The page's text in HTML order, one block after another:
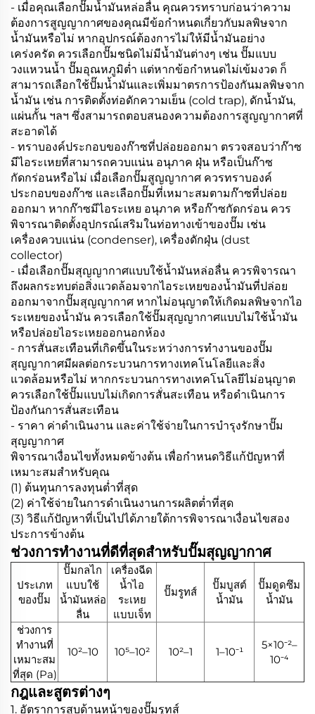
- เมื่อคุณเลือกปั๊มน้ำมันหล่อลื่น คุณควรทราบก่อนว่าความ
ต้องการสูญญากาศของคุณมีข้อกำหนดเกี่ยวกับมลพิษจาก
น้ำมันหรือไม่ หากอุปกรณ์ต้องการไม่ให้มีน้ำมันอย่าง
เคร่งครัด ควรเลือกปั๊มชนิดไม่มีน้ำมันต่างๆ เช่น ปั๊มแบบ
วงแหวนน้ำ ปั๊มอุณหภูมิต่ำ แต่หากข้อกำหนดไม่เข้มงวด ก็
สามารถเลือกใช้ปั๊มน้ำมันและเพิ่มมาตรการป้องกันมลพิษจาก
น้ำมัน เช่น การติดตั้งท่อดักความเย็น (cold trap), ดักน้ำมัน,
แผ่นกั้น ฯลฯ ซึ่งสามารถตอบสนองความต้องการสูญญากาศที่
สะอาดได้
- ทราบองค์ประกอบของก๊าซที่ปล่อยออกมา ตรวจสอบว่าก๊าซ
มีไอระเหยที่สามารถควบแน่น อนุภาค ฝุ่น หรือเป็นก๊าซ
กัดกร่อนหรือไม่ เมื่อเลือกปั๊มสูญญากาศ ควรทราบองค์
ประกอบของก๊าซ และเลือกปั๊มที่เหมาะสมตามก๊าซที่ปล่อย
ออกมา หากก๊าซมีไอระเหย อนุภาค หรือก๊าซกัดกร่อน ควร
พิจารณาติดตั้งอุปกรณ์เสริมในท่อทางเข้าของปั๊ม เช่น
เครื่องควบแน่น (condenser), เครื่องดักฝุ่น (dust
collector)
- เมื่อเลือกปั๊มสุญญากาศแบบใช้น้ำมันหล่อลื่น ควรพิจารณา
ถึงผลกระทบต่อสิ่งแวดล้อมจากไอระเหยของน้ำมันที่ปล่อย
ออกมาจากปั๊มสุญญากาศ หากไม่อนุญาตให้เกิดมลพิษจากไอ
ระเหยของน้ำมัน ควรเลือกใช้ปั๊มสุญญากาศแบบไม่ใช้น้ำมัน
หรือปล่อยไอระเหยออกนอกห้อง
- การสั่นสะเทือนที่เกิดขึ้นในระหว่างการทำงานของปั๊ม
สุญญากาศมีผลต่อกระบวนการทางเทคโนโลยีและสิ่ง
แวดล้อมหรือไม่ หากกระบวนการทางเทคโนโลยีไม่อนุญาต
ควรเลือกใช้ปั๊มแบบไม่เกิดการสั่นสะเทือน หรือดำเนินการ
ป้องกันการสั่นสะเทือน
- ราคา ค่าดำเนินงาน และค่าใช้จ่ายในการบำรุงรักษาปั๊ม
สุญญากาศ
พิจารณาเงื่อนไขทั้งหมดข้างต้น เพื่อกำหนดวิธีแก้ปัญหาที่
เหมาะสมสำหรับคุณ
(1) ต้นทุนการลงทุนต่ำที่สุด
(2) ค่าใช้จ่ายในการดำเนินงานการผลิตต่ำที่สุด
(3) วิธีแก้ปัญหาที่เป็นไปได้ภายใต้การพิจารณาเงื่อนไขสอง
ประการข้างต้น
ช่วงการทำงานที่ดีที่สุดสำหรับปั๊มสุญญากาศ
ประเภท
ของปั๊ม
ปั๊มกลไก
แบบใช้
น้ำมันหล่อ
ลื่น
เครื่องฉีด
น้ำไอ
ระเหย
แบบเจ็ท
ปั๊มรูทส์
ปั๊มบูสต์
น้ำมัน
ปั๊มดูดซึม
น้ำมัน
ช่วงการ
ทำงานที่
เหมาะสม
ที่สุด (Pa)
10²–10 10⁵–10² 10²–1 1–10⁻¹
5×10⁻²–
10⁻⁴
กฎและสูตรต่างๆ
1. อัตราการสูบด้านหน้าของปั๊มรูทส์